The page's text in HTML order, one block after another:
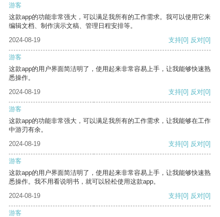
游客
这款app的功能非常强大，可以满足我所有的工作需求。我可以使用它来
编辑文档、制作演示文稿、管理日程安排等。
2024-08-19
支持[0] 反对[0]
游客
这款app的用户界面简洁明了，使用起来非常容易上手，让我能够快速熟
悉操作。
2024-08-19
支持[0] 反对[0]
游客
这款app的功能非常强大，可以满足我所有的工作需求，让我能够在工作
中游刃有余。
2024-08-19
支持[0] 反对[0]
游客
这款app的用户界面简洁明了，使用起来非常容易上手，让我能够快速熟
悉操作。我不用看说明书，就可以轻松使用这款app。
2024-08-19
支持[0] 反对[0]
游客